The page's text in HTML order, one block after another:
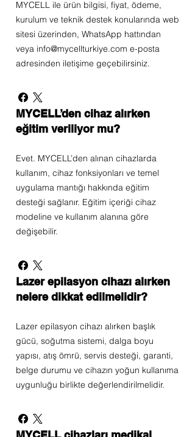
MYCELL ile ürün bilgisi, fiyat, ödeme,
kurulum ve teknik destek konularında web
sitesi üzerinden, WhatsApp hattından
veya info@mycellturkiye.com e-posta
adresinden iletişime geçebilirsiniz.
MYCELL’den cihaz alırken
eğitim veriliyor mu?
Evet. MYCELL’den alınan cihazlarda
kullanım, cihaz fonksiyonları ve temel
uygulama mantığı hakkında eğitim
desteği sağlanır. Eğitim içeriği cihaz
modeline ve kullanım alanına göre
değişebilir.
Lazer epilasyon cihazı alırken
nelere dikkat edilmelidir?
Lazer epilasyon cihazı alırken başlık
gücü, soğutma sistemi, dalga boyu
yapısı, atış ömrü, servis desteği, garanti,
belge durumu ve cihazın yoğun kullanıma
uygunluğu birlikte değerlendirilmelidir.